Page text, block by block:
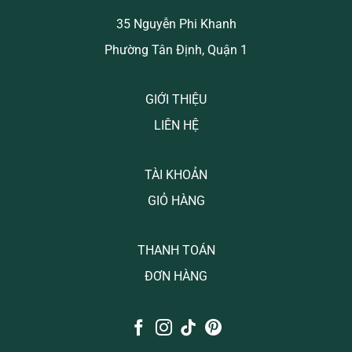
35 Nguyễn Phi Khanh
Phường Tân Định, Quận 1
GIỚI THIỆU
LIÊN HỆ
TÀI KHOẢN
GIỎ HÀNG
THANH TOÁN
ĐƠN HÀNG